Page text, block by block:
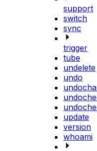
support
switch
sync
trigger
tube
undelete
undo
update
version
whoami